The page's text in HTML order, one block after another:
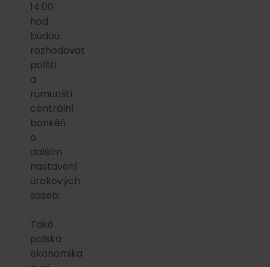
14:00
hod.
budou
rozhodovat
polští
a
rumunští
centrální
bankéři
o
dalším
nastavení
úrokových
sazeb.
Také
polská
ekonomika